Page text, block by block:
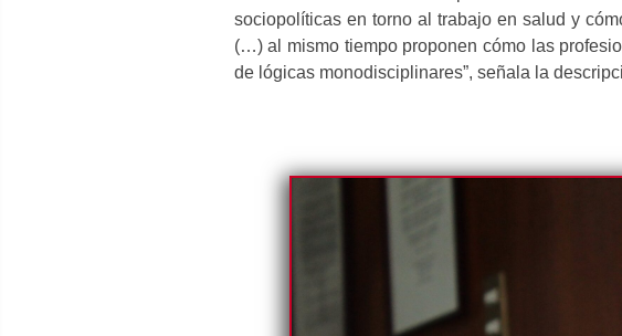
sociopolíticas en torno al trabajo en salud y
(…) al mismo tiempo proponen cómo las
de lógicas monodisciplinares”, señala la